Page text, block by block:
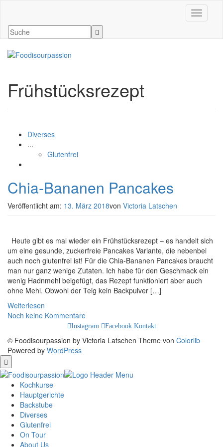
Frühstücksrezept
Diverses
...
Glutenfrei
Chia-Bananen Pancakes
Veröffentlicht am: 13. März 2018von Victoria Latschen
Heute gibt es mal wieder ein Frühstücksrezept – es handelt sich
um eine gesunde, zuckerfreie Pancakes Variante, die nebenbei
auch noch glutenfrei ist! Für die Chia-Bananen Pancakes braucht
man nur ganz wenige Zutaten. Ich habe für den Geschmack ein
wenig Hadnmehl beigefügt, das Rezept funktioniert aber auch
ohne Mehl. Obwohl der Teig kein Backpulver […]
Weiterlesen
Noch keine Kommentare
Instagram Facebook Kontakt
© Foodisourpassion by Victoria Latschen Theme von Colorlib
Powered by WordPress
Kochkurse
Hauptgerichte
Backstube
Diverses
Glutenfrei
On Tour
About Us